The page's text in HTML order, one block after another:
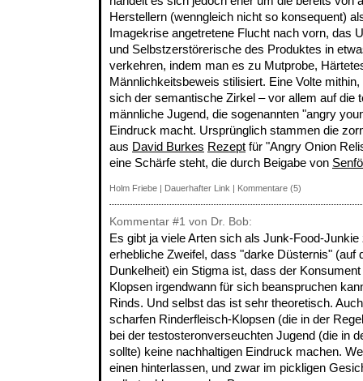
Herstellern (wenngleich nicht so konsequent)
Imagekrise angetretene Flucht nach vorn, das
und Selbstzerstörerische des Produktes in
verkehren, indem man es zu Mutprobe,
Männlichkeitsbeweis stilisiert. Eine Volte
sich der semantische Zirkel – vor allem auf die
männliche Jugend, die sogenannten "angry
Eindruck macht. Ursprünglich stammen die
aus David Burkes Rezept für "Angry Onion
eine Schärfe steht, die durch Beigabe von
Holm Friebe | Dauerhafter Link | Kommentare (5)
Kommentar #1 von Dr. Bob:
Es gibt ja viele Arten sich als Junk-Food-
erhebliche Zweifel, dass "darke Düsternis" (auf
Dunkelheit) ein Stigma ist, dass der
Klopsen irgendwann für sich beanspruchen
Rinds. Und selbst das ist sehr theoretisch.
scharfen Rinderfleisch-Klopsen (die in der
bei der testosteronverseuchten Jugend (die in
sollte) keine nachhaltigen Eindruck machen.
einen hinterlassen, und zwar im pickligen